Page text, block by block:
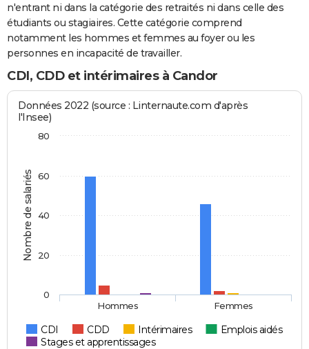
n'entrant ni dans la catégorie des retraités ni dans celle des
étudiants ou stagiaires. Cette catégorie comprend
notamment les hommes et femmes au foyer ou les
personnes en incapacité de travailler.
CDI, CDD et intérimaires à Candor
Nombre de salariés
Données 2022 (source : Linternaute.com d'après
l'Insee)
CDI CDD Intérimaires
Emplois aidés
Stages et apprentissages
Hommes Femmes
0
20
40
60
80